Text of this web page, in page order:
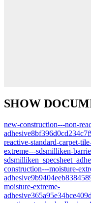
SHOW
new-construction---non-
reactive-standard-carpet-
extreme---sdsmilliken-
sds
construction---moisture-
moisture-extreme-